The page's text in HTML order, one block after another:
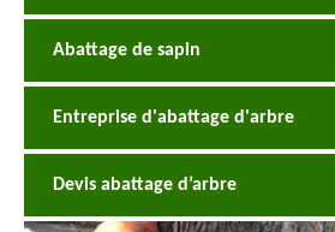
Abattage de sapin
Entreprise d'abattage d'arbre
Devis abattage d’arbre